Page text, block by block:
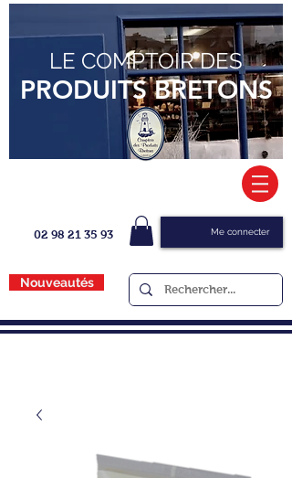
LE COMPTOIR DES
PRODUITS BRETONS
02 98 21 35 93 Me connecter
Nouveautés